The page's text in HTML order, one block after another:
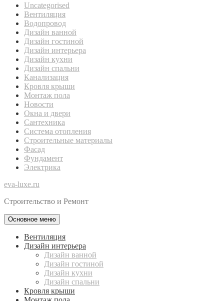
Uncategorised
Вентиляция
Водопровод
Дизайн ванной
Дизайн гостиной
Дизайн интерьера
Дизайн кухни
Дизайн спальни
Канализация
Кровля крыши
Монтаж пола
Новости
Окна и двери
Сантехника
Система отопления
Строительные материалы
Фасад
Фундамент
Электрика
eva-luxe.ru
Строительство и Ремонт
Основное меню
Вентиляция
Дизайн интерьера
Дизайн ванной
Дизайн гостиной
Дизайн кухни
Дизайн спальни
Кровля крыши